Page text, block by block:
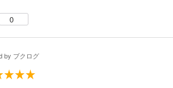
0
by ブクログ